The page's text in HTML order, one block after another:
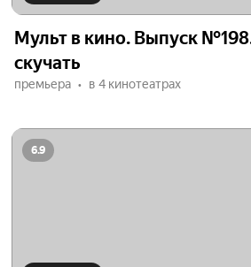
Мульт в кино. Выпуск
скучать
премьера в 4 кинотеатрах
6.9